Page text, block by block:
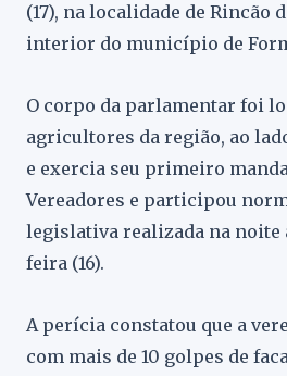
(17), na localidade de Rincão
interior do município de
O corpo da parlamentar foi
agricultores da região, ao
e exercia seu primeiro
Vereadores e participou
legislativa realizada na noite
feira (16).
A perícia constatou que a
com mais de 10 golpes de